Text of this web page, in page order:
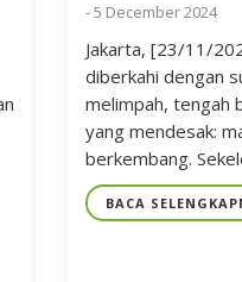
-5 December 2024
Jakarta, [23/11/
diberkahi dengan
melimpah, tengah
yang mendesak:
berkembang.
BACA